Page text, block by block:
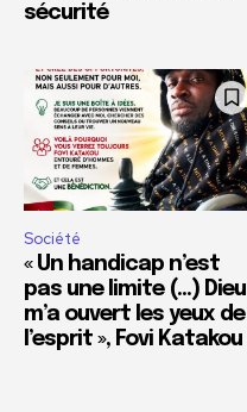
sécurité
Société
« Un handicap n’est
pas une limite (…) Dieu
m’a ouvert les yeux de
l’esprit », Fovi Katakou